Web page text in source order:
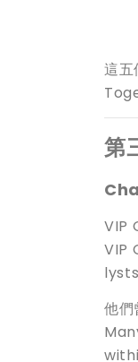
這五
第
VIP
VIP
他們